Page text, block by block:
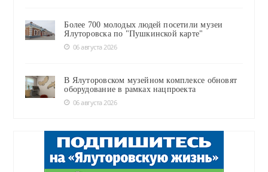
Более 700 молодых людей посетили музеи
Ялуторовска по "Пушкинской карте"
06 августа 2026
В Ялуторовском музейном комплексе обновят
оборудование в рамках нацпроекта
06 августа 2026